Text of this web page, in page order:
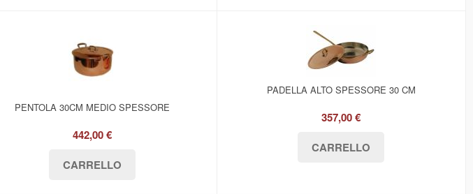
PENTOLA 30CM MEDIO SPESSORE
442,00 €
PADELLA ALTO SPESSORE 30 CM
357,00 €